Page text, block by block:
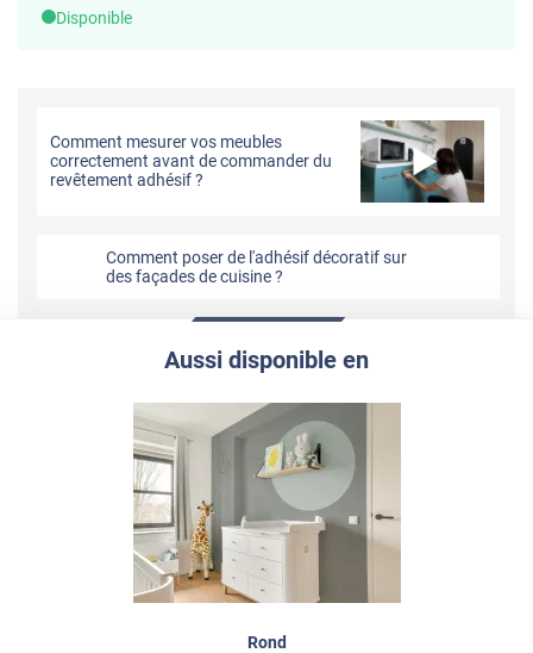
Disponible
Comment mesurer vos meubles
correctement avant de commander du
revêtement adhésif ?
Comment poser de l'adhésif décoratif sur
des façades de cuisine ?
Aussi disponible en
Rond